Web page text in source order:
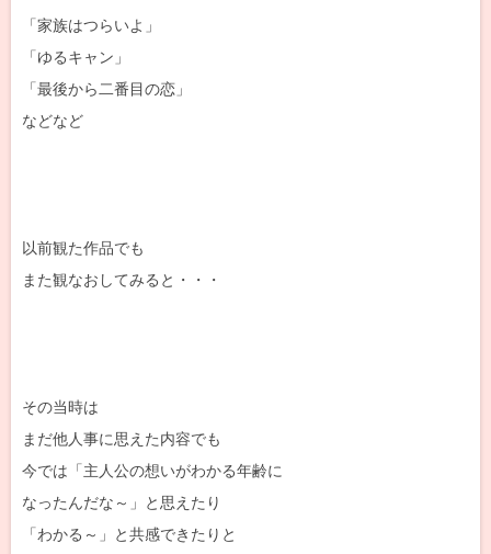
「家族はつらいよ」
「ゆるキャン」
「最後から二番目の恋」
などなど
以前観た作品でも
また観なおしてみると・・・
その当時は
まだ他人事に思えた内容でも
今では「主人公の想いがわかる年齢に
なったんだな～」と思えたり
「わかる～」と共感できたりと